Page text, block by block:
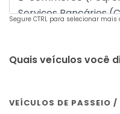
Segure CTRL para selecionar mais
Quais veículos você
VEÍCULOS DE PASSEIO